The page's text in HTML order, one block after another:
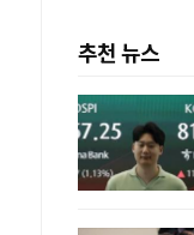
추천 뉴스